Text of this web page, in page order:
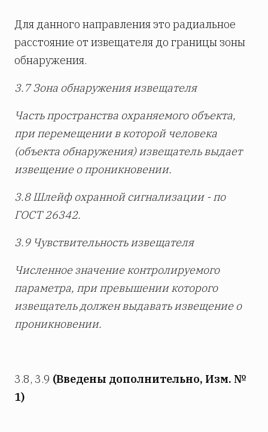
Для данного направления это радиальное
расстояние от извещателя до границы зоны
обнаружения.
3.7 Зона обнаружения извещателя
Часть пространства охраняемого объекта,
при перемещении в которой человека
(объекта обнаружения) извещатель выдает
извещение о проникновении.
3.8 Шлейф охранной сигнализации - по
ГОСТ 26342.
3.9 Чувствительность извещателя
Численное значение контролируемого
параметра, при превышении которого
извещатель должен выдавать извещение о
проникновении.
3.8, 3.9 (Введены дополнительно, Изм. №
1)